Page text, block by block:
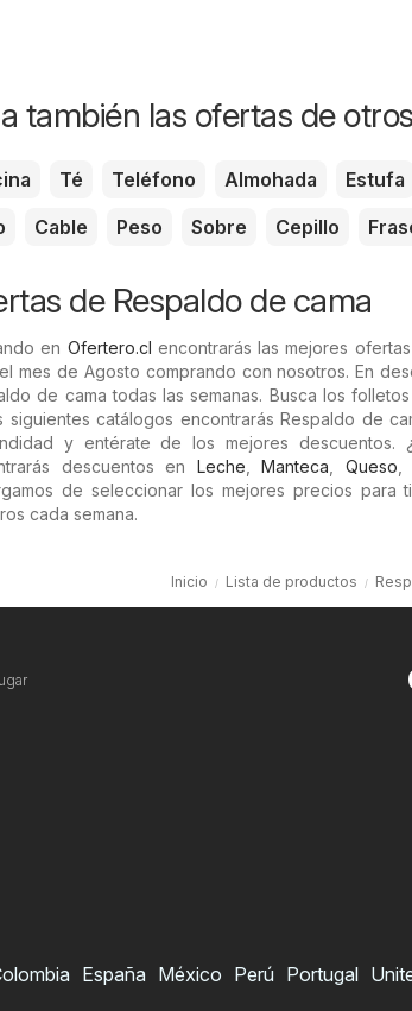
también las ofertas de
Té Teléfono Almohada Estufa
Cable Peso Sobre Cepillo
de Respaldo de cama
en Ofertero.cl encontrarás las mejores
mes de Agosto comprando con nosotros. En
de cama todas las semanas. Busca los
siguientes catálogos encontrarás Respaldo de
y entérate de los mejores descuentos.
descuentos en
Leche, Manteca, Queso
de seleccionar los mejores precios para
cada semana.
Inicio Lista de productos
España México Perú Portugal